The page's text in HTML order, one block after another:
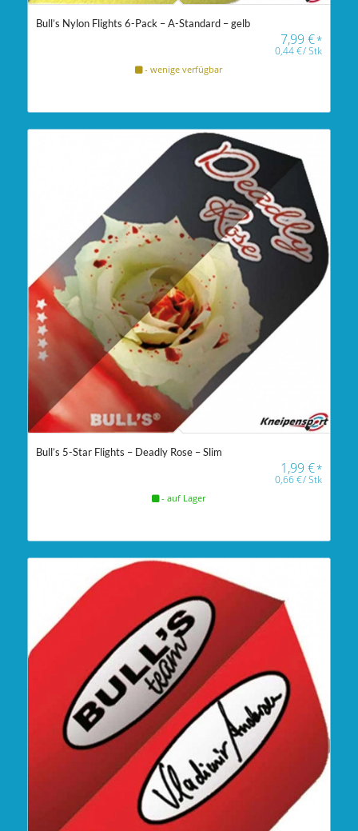
Bull’s Nylon Flights 6-Pack – A-Standard – gelb
7,99€*
0,44€/Stk
- wenige verfügbar
Bull’s 5-Star Flights – Deadly Rose – Slim
1,99€*
0,66€/Stk
- auf Lager